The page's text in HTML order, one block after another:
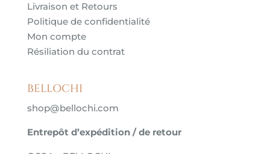
Livraison et Retours
Politique de confidentialité
Mon compte
Résiliation du contrat
BELLOCHI
shop@bellochi.com
Entrepôt d’expédition / de retour